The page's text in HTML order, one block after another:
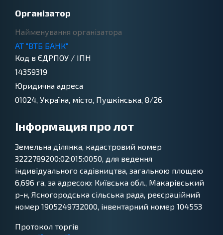
Органiзатор
Найменування органiзатора
АТ "ВТБ БАНК"
Код в ЄДРПОУ / ІПН
14359319
Юридична адреса
01024, Україна, місто, Пушкінська, 8/26
Інформация про лот
Земельна ділянка, кадастровий номер
3222789200:02:015:0050, для ведення
індивідуального садівництва, загальною площею
6,696 га, за адресою: Київська обл., Макарівський
р-н, Ясногородська сільська рада, реєсраційний
номер 1905249732000, інвентарний номер 104553
Протокол торгів